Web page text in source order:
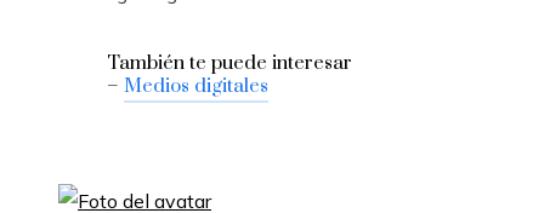
También te puede interesar
– Medios digitales